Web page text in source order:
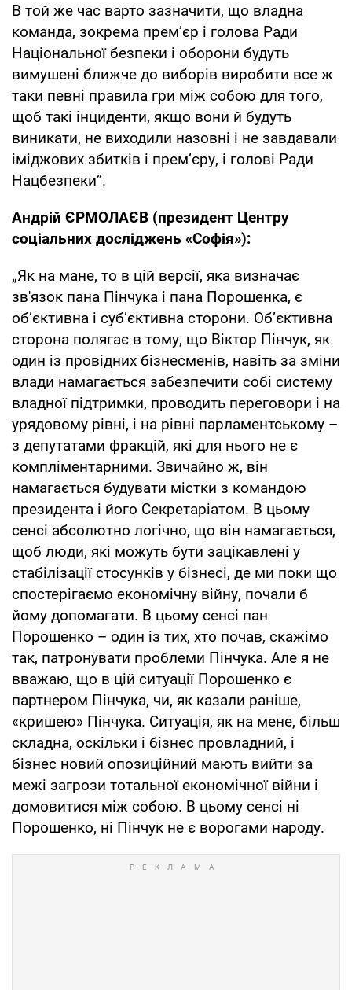
В той же час варто зазначити, що владна
команда, зокрема прем’єр і голова Ради
Національної безпеки і оборони будуть
вимушені ближче до виборів виробити все ж
таки певні правила гри між собою для того,
щоб такі інциденти, якщо вони й будуть
виникати, не виходили назовні і не завдавали
іміджових збитків і прем’єру, і голові Ради
Нацбезпеки”.
Андрій ЄРМОЛАЄВ (президент Центру
соціальних досліджень «Софія»):
„Як на мане, то в цій версії, яка визначає
зв'язок пана Пінчука і пана Порошенка, є
об’єктивна і суб’єктивна сторони. Об’єктивна
сторона полягає в тому, що Віктор Пінчук, як
один із провідних бізнесменів, навіть за зміни
влади намагається забезпечити собі систему
владної підтримки, проводить переговори і на
урядовому рівні, і на рівні парламентському –
з депутатами фракцій, які для нього не є
компліментарними. Звичайно ж, він
намагається будувати містки з командою
президента і його Секретаріатом. В цьому
сенсі абсолютно логічно, що він намагається,
щоб люди, які можуть бути зацікавлені у
стабілізації стосунків у бізнесі, де ми поки що
спостерігаємо економічну війну, почали б
йому допомагати. В цьому сенсі пан
Порошенко – один із тих, хто почав, скажімо
так, патронувати проблеми Пінчука. Але я не
вважаю, що в цій ситуації Порошенко є
партнером Пінчука, чи, як казали раніше,
«кришею» Пінчука. Ситуація, як на мене, більш
складна, оскільки і бізнес провладний, і
бізнес новий опозиційний мають вийти за
межі загрози тотальної економічної війни і
домовитися між собою. В цьому сенсі ні
Порошенко, ні Пінчук не є ворогами народу.